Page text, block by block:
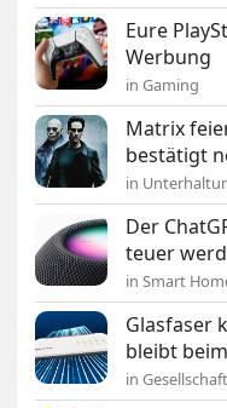
Eure
Werbung
in Gaming
Matrix
bestätigt
in
Der
teuer
in Smart
Glasfaser
bleibt
in Gesellschaft